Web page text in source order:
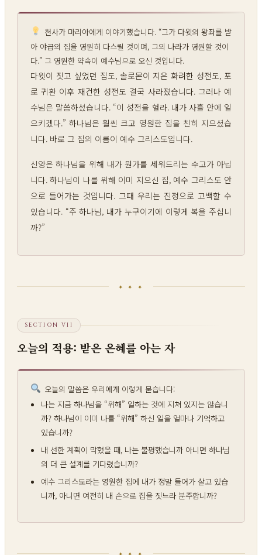
천사가 마리아에게 이야기했습니다. “그가 다윗의 왕좌를 받
아 야곱의 집을 영원히 다스릴 것이며, 그의 나라가 영원할 것이
다.” 그 영원한 약속이 예수님으로 오신 것입니다.
다윗이 짓고 싶었던 집도, 솔로몬이 지은 화려한 성전도, 포
로 귀환 이후 재건한 성전도 결국 사라졌습니다. 그러나 예
수님은 말씀하셨습니다. “이 성전을 헐라. 내가 사흘 안에 일
으키겠다.” 하나님은 훨씬 크고 영원한 집을 친히 지으셨습
니다. 바로 그 집의 이름이 예수 그리스도입니다.
신앙은 하나님을 위해 내가 뭔가를 세워드리는 수고가 아닙
니다. 하나님이 나를 위해 이미 지으신 집, 예수 그리스도 안
으로 들어가는 것입니다. 그때 우리는 진정으로 고백할 수
있습니다. “주 하나님, 내가 누구이기에 이렇게 복을 주십니
까?”
✦ ✦ ✦
SECTION VII
오늘의 적용: 받은 은혜를 아는 자
오늘의 말씀은 우리에게 이렇게 묻습니다:
나는 지금 하나님을 “위해” 일하는 것에 지쳐 있지는 않습니
까? 하나님이 이미 나를 “위해” 하신 일을 얼마나 기억하고
있습니까?
내 선한 계획이 막혔을 때, 나는 불평했습니까 아니면 하나님
의 더 큰 설계를 기다렸습니까?
예수 그리스도라는 영원한 집에 내가 정말 들어가 살고 있습
니까, 아니면 여전히 내 손으로 집을 짓느라 분주합니까?